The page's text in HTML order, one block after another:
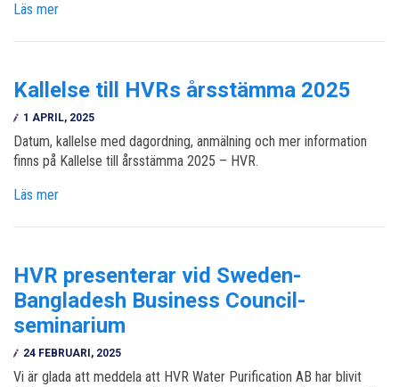
Läs mer
Kallelse till HVRs årsstämma 2025
1 APRIL, 2025
Datum, kallelse med dagordning, anmälning och mer information
finns på Kallelse till årsstämma 2025 – HVR.
Läs mer
HVR presenterar vid Sweden-
Bangladesh Business Council-
seminarium
24 FEBRUARI, 2025
Vi är glada att meddela att HVR Water Purification AB har blivit